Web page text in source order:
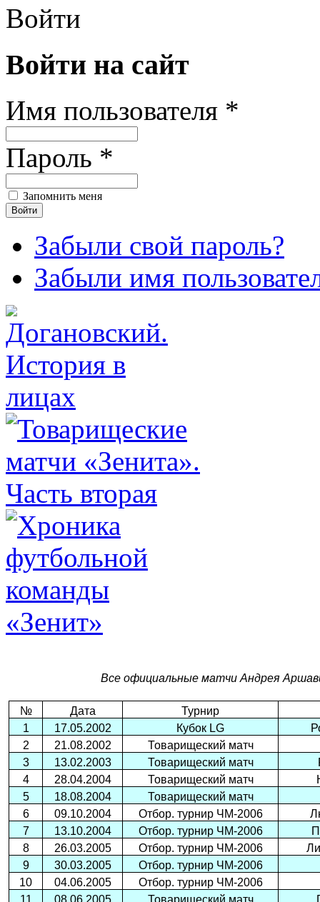
Войти
Войти на сайт
Имя пользователя *
Пароль *
Запомнить меня
Забыли свой пароль?
Забыли имя
Все официальные матчи Андрея
№ Дата
Турнир
1
17.05.2002 Кубок LG
2
21.08.2002
Товарищеский матч
3
13.02.2003 Товарищеский матч
4
28.04.2004 Товарищеский матч
5
18.08.2004
Товарищеский матч
6
09.10.2004 Отбор. турнир ЧМ-2006
7
13.10.2004 Отбор. турнир ЧМ-2006
8
26.03.2005 Отбор. турнир ЧМ-2006
9
30.03.2005 Отбор. турнир ЧМ-2006
10
04.06.2005
Отбор. турнир ЧМ-2006